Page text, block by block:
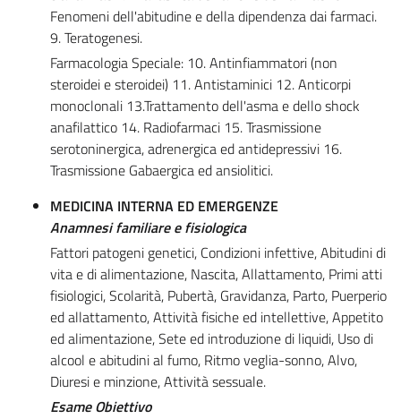
Fenomeni dell'abitudine e della dipendenza dai farmaci.
9. Teratogenesi.
Farmacologia Speciale: 10. Antinfiammatori (non
steroidei e steroidei) 11. Antistaminici 12. Anticorpi
monoclonali 13.Trattamento dell'asma e dello shock
anafilattico 14. Radiofarmaci 15. Trasmissione
serotoninergica, adrenergica ed antidepressivi 16.
Trasmissione Gabaergica ed ansiolitici.
MEDICINA INTERNA ED EMERGENZE
Anamnesi familiare e fisiologica
Fattori patogeni genetici, Condizioni infettive, Abitudini di
vita e di alimentazione, Nascita, Allattamento, Primi atti
fisiologici, Scolarità, Pubertà, Gravidanza, Parto, Puerperio
ed allattamento, Attività fisiche ed intellettive, Appetito
ed alimentazione, Sete ed introduzione di liquidi, Uso di
alcool e abitudini al fumo, Ritmo veglia-sonno, Alvo,
Diuresi e minzione, Attività sessuale.
Esame Obiettivo